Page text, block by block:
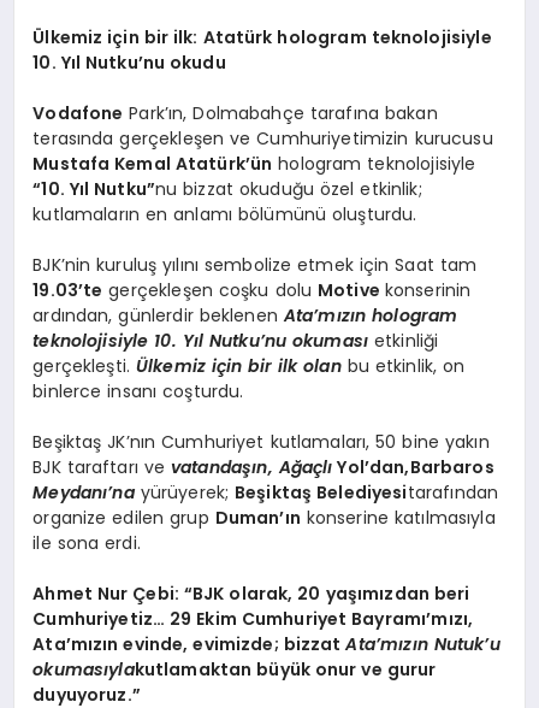
Ülkemiz için bir ilk: Atatürk hologram teknolojisiyle
10. Yıl Nutku’nu okudu
Vodafone Park’ın, Dolmabahçe tarafına bakan
terasında gerçekleşen ve Cumhuriyetimizin kurucusu
Mustafa Kemal Atatürk’ün hologram teknolojisiyle
“10. Yıl Nutku”nu bizzat okuduğu özel etkinlik;
kutlamaların en anlamı bölümünü oluşturdu.
BJK’nin kuruluş yılını sembolize etmek için Saat tam
19.03’te gerçekleşen coşku dolu Motive konserinin
ardından, günlerdir beklenenAta’mızın hologram
teknolojisiyle 10. Yıl Nutku’nu okuması etkinliği
gerçekleşti. Ülkemiz için bir ilk olan bu etkinlik, on
binlerce insanı coşturdu.
Beşiktaş JK’nın Cumhuriyet kutlamaları, 50 bine yakın
BJK taraftarı vevatandaşın, Ağaçlı Yol’dan,Barbaros
Meydanı’nayürüyerek; Beşiktaş Belediyesitarafından
organize edilen grup Duman’ın konserine katılmasıyla
ile sona erdi.
Ahmet Nur Çebi: “BJK olarak, 20 yaşımızdan beri
Cumhuriyetiz… 29 Ekim Cumhuriyet Bayramı’mızı,
Ata’mızın evinde, evimizde; bizzatAta’mızın Nutuk’u
okumasıylakutlamaktan büyük onur ve gurur
duyuyoruz.”